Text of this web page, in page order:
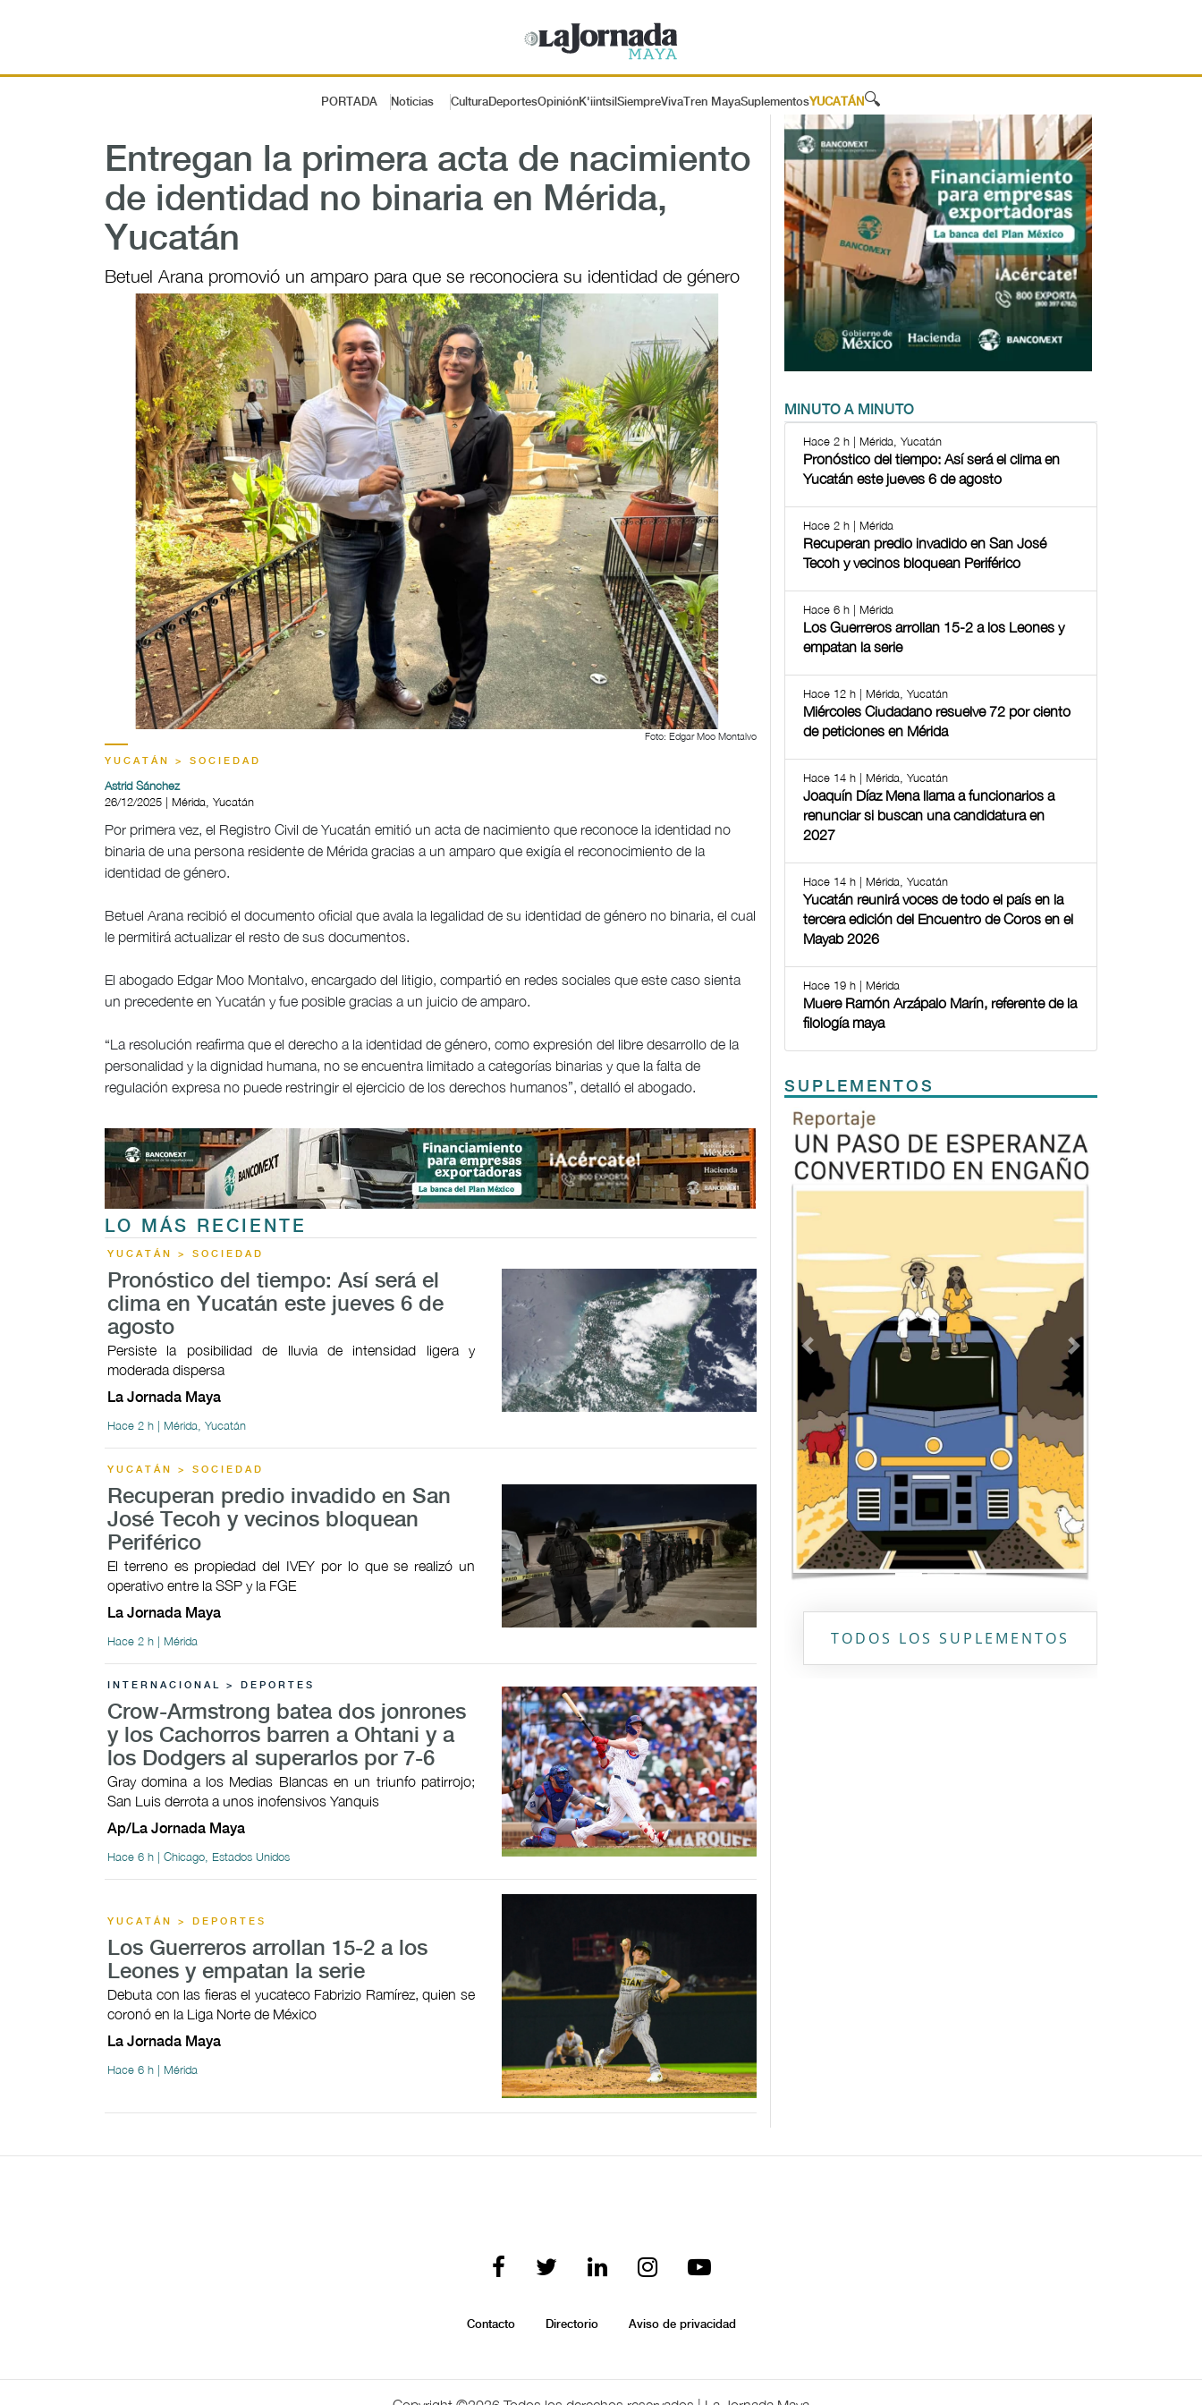
PORTADA Noticias CulturaDeportesOpiniónK'iintsil SiempreViva Tren MayaSuplementosYUCATÁN 🔍
Entregan la primera acta de nacimiento
de identidad no binaria en Mérida,
Yucatán
Betuel Arana promovió un amparo para que se reconociera su identidad de género
Foto: Edgar Moo Montalvo
YUCATÁN > SOCIEDAD
Astrid Sánchez
26/12/2025 | Mérida, Yucatán
Por primera vez, el Registro Civil de Yucatán emitió un acta de nacimiento que reconoce la identidad no
binaria de una persona residente de Mérida gracias a un amparo que exigía el reconocimiento de la
identidad de género.
Betuel Arana recibió el documento oficial que avala la legalidad de su identidad de género no binaria, el cual
le permitirá actualizar el resto de sus documentos.
El abogado Edgar Moo Montalvo, encargado del litigio, compartió en redes sociales que este caso sienta
un precedente en Yucatán y fue posible gracias a un juicio de amparo.
“La resolución reafirma que el derecho a la identidad de género, como expresión del libre desarrollo de la
personalidad y la dignidad humana, no se encuentra limitado a categorías binarias y que la falta de
regulación expresa no puede restringir el ejercicio de los derechos humanos”, detalló el abogado.
LO MÁS RECIENTE
YUCATÁN > SOCIEDAD
Pronóstico del tiempo: Así será el
clima en Yucatán este jueves 6 de
agosto
Persiste la posibilidad de lluvia de intensidad ligera y
moderada dispersa
La Jornada Maya
Hace 2 h | Mérida, Yucatán
YUCATÁN > SOCIEDAD
Recuperan predio invadido en San
José Tecoh y vecinos bloquean
Periférico
El terreno es propiedad del IVEY por lo que se realizó un
operativo entre la SSP y la FGE
La Jornada Maya
Hace 2 h | Mérida
INTERNACIONAL > DEPORTES
Crow-Armstrong batea dos jonrones
y los Cachorros barren a Ohtani y a
los Dodgers al superarlos por 7-6
Gray domina a los Medias Blancas en un triunfo patirrojo;
San Luis derrota a unos inofensivos Yanquis
Ap/La Jornada Maya
Hace 6 h | Chicago, Estados Unidos
YUCATÁN > DEPORTES
Los Guerreros arrollan 15-2 a los
Leones y empatan la serie
Debuta con las fieras el yucateco Fabrizio Ramírez, quien se
coronó en la Liga Norte de México
La Jornada Maya
Hace 6 h | Mérida
MINUTO A MINUTO
Hace 2 h | Mérida, Yucatán
Pronóstico del tiempo: Así será el clima en
Yucatán este jueves 6 de agosto
Hace 2 h | Mérida
Recuperan predio invadido en San José
Tecoh y vecinos bloquean Periférico
Hace 6 h | Mérida
Los Guerreros arrollan 15-2 a los Leones y
empatan la serie
Hace 12 h | Mérida, Yucatán
Miércoles Ciudadano resuelve 72 por ciento
de peticiones en Mérida
Hace 14 h | Mérida, Yucatán
Joaquín Díaz Mena llama a funcionarios a
renunciar si buscan una candidatura en
2027
Hace 14 h | Mérida, Yucatán
Yucatán reunirá voces de todo el país en la
tercera edición del Encuentro de Coros en el
Mayab 2026
Hace 19 h | Mérida
Muere Ramón Arzápalo Marín, referente de la
filología maya
SUPLEMENTOS
Previous Next
TODOS LOS SUPLEMENTOS
Contacto Directorio Aviso de privacidad